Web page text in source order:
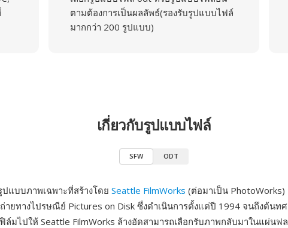
ตามต้องการเป็นผลลัพธ์(รองรับรูปแบบไฟล์
มากกว่า 200 รูปแบบ)
เกี่ยวกับรูปแบบไฟล์
SFW ODT
ปแบบภาพเฉพาะที่สร้างโดย Seattle FilmWorks (ต่อมาเป็น
ายทางไปรษณีย์ Pictures on Disk ซึ่งดำเนินการตั้งแต่ปี 1994 จนถึงต้นท
ล์มไปให้ Seattle FilmWorks ล้างอัดสามารถเลือกรับภาพกลับมาในแผ่นฟ